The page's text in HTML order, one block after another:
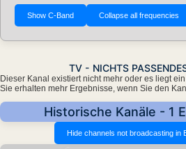
TV - NICHTS
Dieser Kanal existiert nicht mehr oder es liegt
Sie erhalten mehr Ergebnisse, wenn Sie den
Historische Kanäle - 1